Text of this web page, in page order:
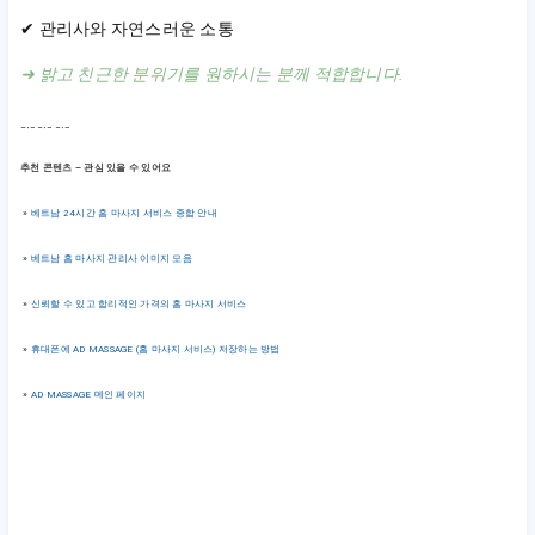
✔ 관리사와 자연스러운 소통
➜ 밝고 친근한 분위기를 원하시는 분께 적합합니다.
추천 콘텐츠 – 관심 있을 수 있어요
» 베트남 24시간 홈 마사지 서비스 종합 안내
» 베트남 홈 마사지 관리사 이미지 모음
» 신뢰할 수 있고 합리적인 가격의 홈 마사지 서비스
» 휴대폰에 AD MASSAGE (홈 마사지 서비스) 저장하는 방법
» AD MASSAGE 메인 페이지